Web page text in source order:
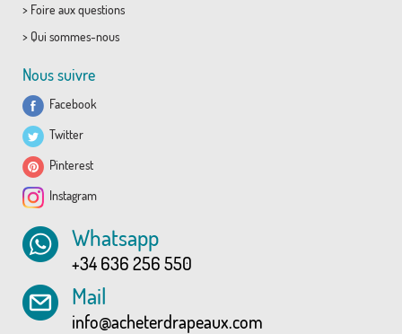
> Foire aux questions
> Qui sommes-nous
Nous suivre
Facebook
Twitter
Pinterest
Instagram
Whatsapp
+34 636 256 550
Mail
info@acheterdrapeaux.com